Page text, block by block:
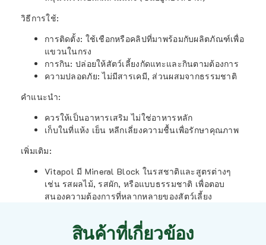
วิธีการใช้:
การติดตั้ง: ใช้เชือกหรือคลิปที่มาพร้อมกับผลิตภัณฑ์เพื่อ
แขวนในกรง
การกิน: ปล่อยให้สัตว์เลี้ยงกัดแทะและกินตามต้องการ
ความปลอดภัย: ไม่มีสารเคมี, ส่วนผสมจากธรรมชาติ
คำแนะนำ:
ควรให้เป็นอาหารเสริม ไม่ใช่อาหารหลัก
เก็บในที่แห้ง เย็น หลีกเลี่ยงความชื้นเพื่อรักษาคุณภาพ
เพิ่มเติม:
Vitapol มี Mineral Block ในรสชาติและสูตรต่างๆ
เช่น รสผลไม้, รสผัก, หรือแบบธรรมชาติ เพื่อตอบ
สนองความต้องการที่หลากหลายของสัตว์เลี้ยง
สินค้าที่เกี่ยวข้อง